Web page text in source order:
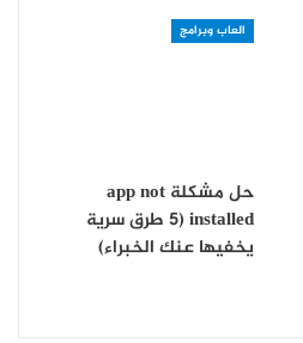
العاب وبرامج
حل مشكلة app not
installed (5 طرق سرية
يخفيها عنك الخبراء)